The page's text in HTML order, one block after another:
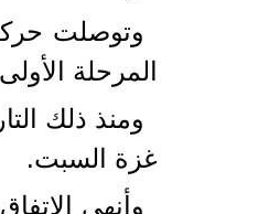
وتوصلت
المرحلة الأولى منه في 10
غزة السبت.